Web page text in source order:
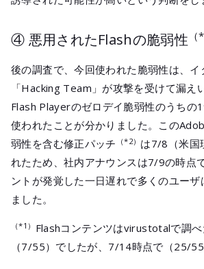
④ 悪用されたFlashの脆弱性 （
後の調査で、今回使われた脆弱性は、イ
「Hacking Team」が攻撃を受けて漏え
Flash Playerのゼロデイ脆弱性のうちの
使われたことが分かりました。この
弱性を含む修正パッチ （*2） は7/8（米国
れたため、社内アナウンスは7/9の時点
ントが発覚した一日遅れで多くのユーザ
ました。
（*1） Flashコンテンツはvirustotalで調
（7/55）でしたが、7/14時点で（25/55